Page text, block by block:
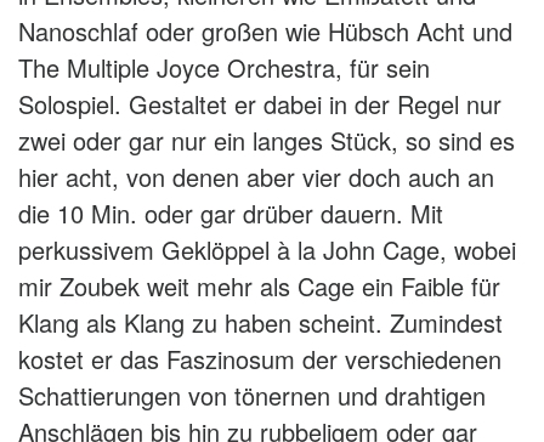
Nanoschlaf oder großen wie Hübsch Acht und
The Multiple Joyce Orchestra, für sein
Solospiel. Gestaltet er dabei in der Regel nur
zwei oder gar nur ein langes Stück, so sind es
hier acht, von denen aber vier doch auch an
die 10 Min. oder gar drüber dauern. Mit
perkussivem Geklöppel à la John Cage, wobei
mir Zoubek weit mehr als Cage ein Faible für
Klang als Klang zu haben scheint. Zumindest
kostet er das Faszinosum der verschiedenen
Schattierungen von tönernen und drahtigen
Anschlägen bis hin zu rubbeligem oder gar